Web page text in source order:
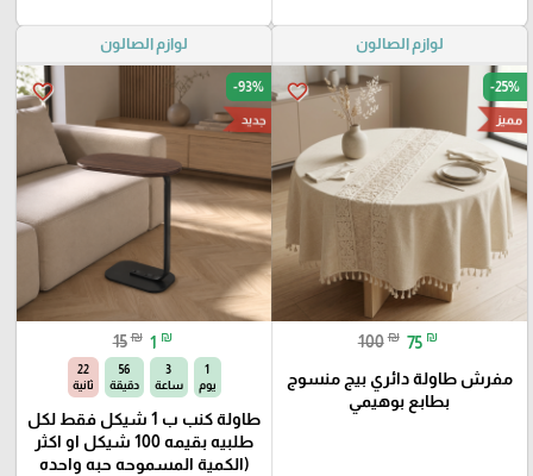
لوازم الصالون
favorite_border -25%
مميز
100 ₪ 75 ₪
مفرش طاولة دائري بيج منسوج
بطابع بوهيمي
لوازم الصالون
favorite_border -93%
جديد
15 ₪ 1 ₪
1
يوم
3
ساعة
56
دقيقة
21
ثانية
طاولة كنب ب 1 شيكل فقط لكل
طلبيه بقيمه 100 شيكل او اكثر
(الكمية المسموحه حبه واحده